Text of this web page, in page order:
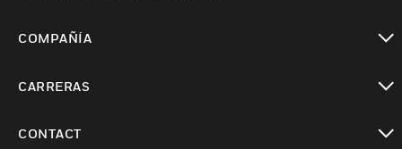
COMPAÑÍA
CARRERAS
CONTACT